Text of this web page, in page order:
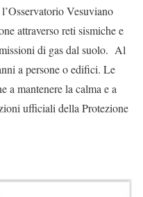
Vesuviano
attraverso reti sismiche e
di gas dal suolo. Al
a persone o edifici. Le
a mantenere la calma e a
ufficiali della Protezione